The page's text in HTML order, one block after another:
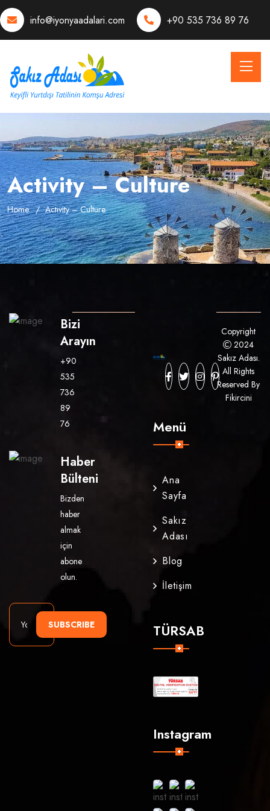
info@iyonyaadalari.com +90 535 736 89 76
Activity – Culture
Home Activity – Culture
Bizi
Arayın
+90
535
736
89
76
Haber
Bülteni
Bizden
haber
almak
için
abone
olun.
SUBSCRIBE
Menü
Ana
Sayfa
Sakız
Adası
Blog
İletişim
TÜRSAB
Instagram
Copyright
2024
Sakız Adası.
All Rights
Reserved By
Fikircini